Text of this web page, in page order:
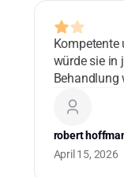
Kompetente
würde sie in
Behandlung
robert
April 15, 2026